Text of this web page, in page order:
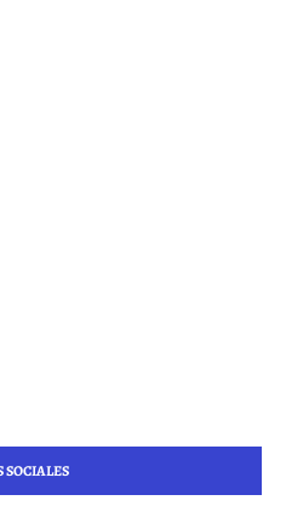
SOCIALES